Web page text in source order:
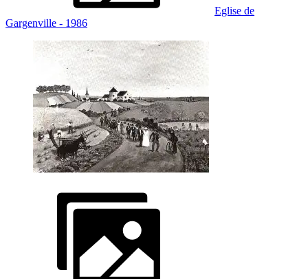
Eglise de
Gargenville - 1986